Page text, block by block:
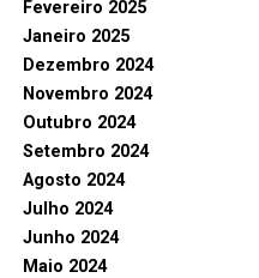
Fevereiro 2025
Janeiro 2025
Dezembro 2024
Novembro 2024
Outubro 2024
Setembro 2024
Agosto 2024
Julho 2024
Junho 2024
Maio 2024